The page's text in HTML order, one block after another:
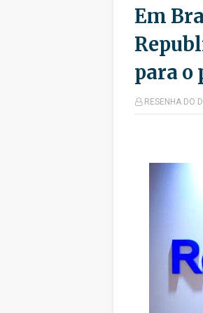
Em
para o
RESENHA DO